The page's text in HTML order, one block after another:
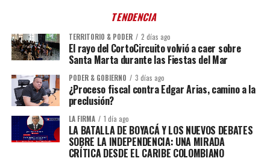
TENDENCIA
TERRITORIO & PODER 2 días ago
El rayo del CortoCircuito volvió a caer sobre
Santa Marta durante las Fiestas del Mar
PODER & GOBIERNO 3 días ago
¿Proceso fiscal contra Edgar Arias, camino a la
preclusión?
LA FIRMA 1 día ago
LA BATALLA DE BOYACÁ Y LOS NUEVOS DEBATES
SOBRE LA INDEPENDENCIA: UNA MIRADA
CRÍTICA DESDE EL CARIBE COLOMBIANO